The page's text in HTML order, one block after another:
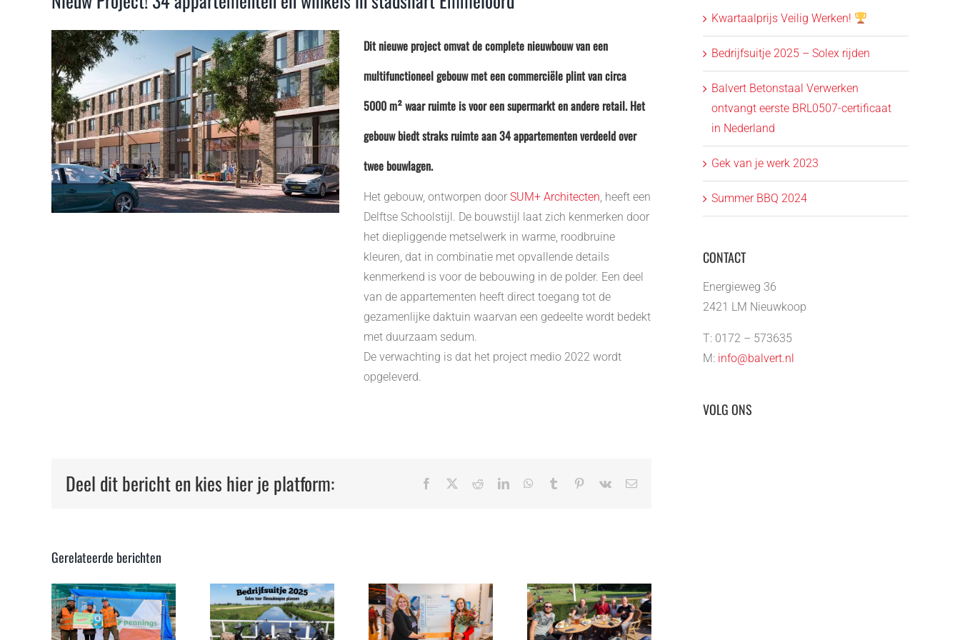
Dit nieuwe project omvat de complete nieuwbouw van een
multifunctioneel gebouw met een commerciële plint van circa
5000 m² waar ruimte is voor een supermarkt en andere retail. Het
gebouw biedt straks ruimte aan 34 appartementen verdeeld over
twee bouwlagen.
Het gebouw, ontworpen door SUM+ Architecten , heeft een
Delftse Schoolstijl. De bouwstijl laat zich kenmerken door
het diepliggende metselwerk in warme, roodbruine
kleuren, dat in combinatie met opvallende details
kenmerkend is voor de bebouwing in de polder. Een deel
van de appartementen heeft direct toegang tot de
gezamenlijke daktuin waarvan een gedeelte wordt bedekt
met duurzaam sedum.
De verwachting is dat het project medio 2022 wordt
opgeleverd.
Deel dit bericht en kies hier je platform: Facebook RedditLinkedInWhatsApp
Tumblr Pinterest
Vk
E-
Gerelateerde berichten
Bedrijfsuitje
Verwerken
ontvangt
Gek van je
Kwartaalprijs
Kwartaalprijs Veilig Werken!
Bedrijfsuitje 2025 – Solex rijden
Balvert Betonstaal Verwerken
ontvangt eerste BRL0507-certificaat
in Nederland
Gek van je werk 2023
Summer BBQ 2024
CONTACT
Energieweg 36
2421 LM Nieuwkoop
T: 0172 – 573635
M: info@balvert.nl
VOLG ONS